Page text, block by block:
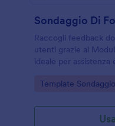
Sondaggio Di
Raccogli feedback
utenti grazie al
ideale per
delle risposte in
Go to Category:
Template Sondaggio